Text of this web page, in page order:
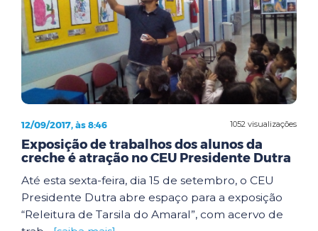
1052 visualizações
12/09/2017, às 8:46
Exposição de trabalhos dos alunos da
creche é atração no CEU Presidente Dutra
Até esta sexta-feira, dia 15 de setembro, o CEU
Presidente Dutra abre espaço para a exposição
“Releitura de Tarsila do Amaral”, com acervo de